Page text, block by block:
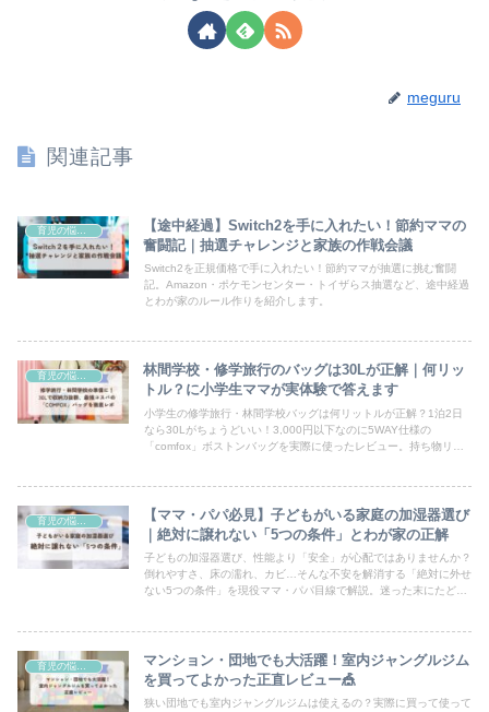
meguru
関連記事
【途中経過】Switch2を手に入れたい！節約ママの
奮闘記｜抽選チャレンジと家族の作戦会議
Switch2を正規価格で手に入れたい！節約ママが抽選に挑む奮闘
記。Amazon・ポケモンセンター・トイザらス抽選など、途中経過
とわが家のルール作りを紹介します。
林間学校・修学旅行のバッグは30Lが正解｜何リッ
トル？に小学生ママが実体験で答えます
小学生の修学旅行・林間学校バッグは何リットルが正解？1泊2日
なら30Lがちょうどいい！3,000円以下なのに5WAY仕様の
「comfox」ボストンバッグを実際に使ったレビュー。持ち物リス
【ママ・パパ必見】子どもがいる家庭の加湿器選び
｜絶対に譲れない「5つの条件」とわが家の正解
子どもの加湿器選び、性能より「安全」が心配ではありませんか？
倒れやすさ、床の濡れ、カビ…そんな不安を解消する「絶対に外せ
ない5つの条件」を現役ママ・パパ目線で解説。迷った末にたどり
マンション・団地でも大活躍！室内ジャングルジム
を買ってよかった正直レビュー🎪
狭い団地でも室内ジャングルジムは使えるの？実際に買って使って